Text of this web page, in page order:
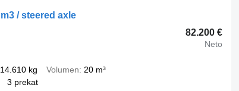
/ steered axle
82.200 €
Neto
14.610 kg Volumen
20 m³
3 prekat